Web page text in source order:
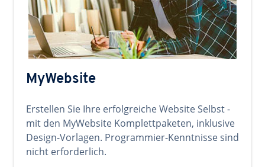
MyWebsite
Erstellen Sie Ihre erfolgreiche Website Selbst -
mit den MyWebsite Komplettpaketen, inklusive
Design-Vorlagen. Programmier-Kenntnisse sind
nicht erforderlich.